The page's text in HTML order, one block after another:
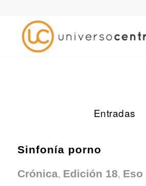
Entradas
Sinfonía porno
Crónica, Edición 18, Eso